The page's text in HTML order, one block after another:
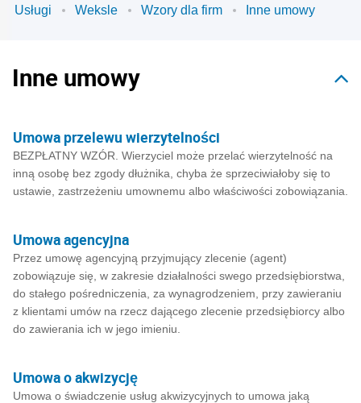
Usługi
Weksle Wzory dla firm Inne umowy
Inne umowy
Umowa przelewu wierzytelności
BEZPŁATNY WZÓR. Wierzyciel może przelać wierzytelność na
inną osobę bez zgody dłużnika, chyba że sprzeciwiałoby się to
ustawie, zastrzeżeniu umownemu albo właściwości zobowiązania.
Umowa agencyjna
Przez umowę agencyjną przyjmujący zlecenie (agent)
zobowiązuje się, w zakresie działalności swego przedsiębiorstwa,
do stałego pośredniczenia, za wynagrodzeniem, przy zawieraniu
z klientami umów na rzecz dającego zlecenie przedsiębiorcy albo
do zawierania ich w jego imieniu.
Umowa o akwizycję
Umowa o świadczenie usług akwizycyjnych to umowa jaką